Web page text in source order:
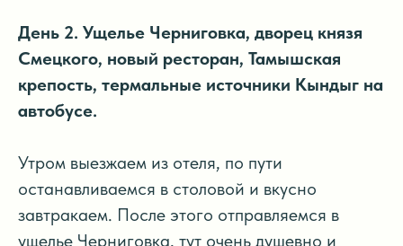
День 2. Ущелье Черниговка, дворец князя
Смецкого, новый ресторан, Тамышская
крепость, термальные источники Кындыг на
автобусе.
Утром выезжаем из отеля, по пути
останавливаемся в столовой и вкусно
завтракаем. После этого отправляемся в
ущелье Черниговка, тут очень душевно и